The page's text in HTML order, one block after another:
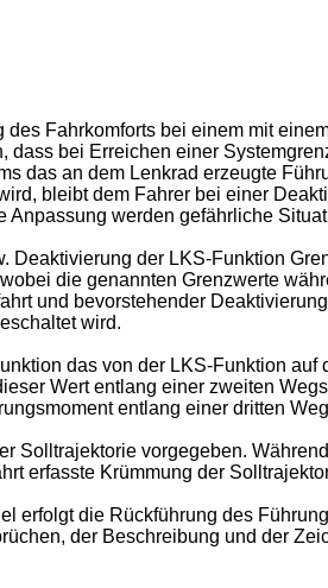
Fahrkomforts bei einem mit
bei Erreichen einer
das an dem Lenkrad erzeugte
bleibt dem Fahrer bei einer
werden gefährliche
Deaktivierung der LKS-Funktion
die genannten Grenzwerte
und bevorstehender
wird.
das von der LKS-Funktion
Wert entlang einer zweiten
entlang einer dritten
Solltrajektorie vorgegeben.
erfasste Krümmung der
erfolgt die Rückführung des
der Beschreibung und der